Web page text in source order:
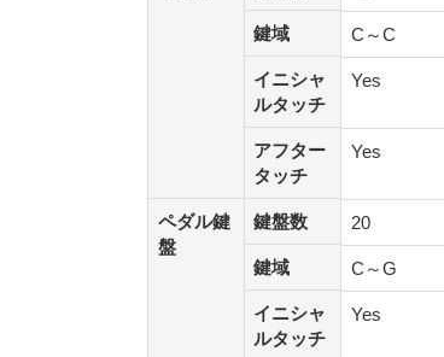
鍵域
イニシャ
ルタッチ
アフター
タッチ
ペダル鍵
盤
鍵盤数
鍵域
イニシャ
ルタッチ
鍵域 C～C
イニシャ
ルタッチ
Yes
アフター
タッチ
Yes
ペダル鍵
盤
鍵盤数 20
鍵域 C～G
イニシャ
ルタッチ
Yes